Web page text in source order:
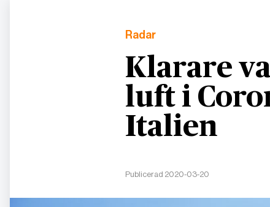
Radar
Klarare
luft i
Italien
Publicerad 2020-03-20